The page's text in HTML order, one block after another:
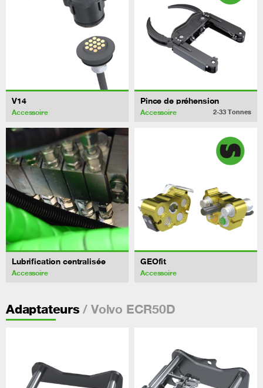
V14
Accessoire
Pince de préhension
Accessoire 2-33 Tonnes
Lubrification centralisée
Accessoire
GEOfit
Accessoire
Adaptateurs / Volvo ECR50D